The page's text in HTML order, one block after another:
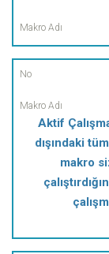
Aktif
dışındaki
makro